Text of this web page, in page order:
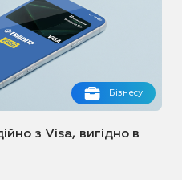
Бізнесу
з Visa, вигідно в